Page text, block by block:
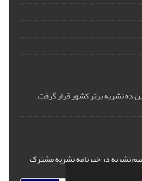
ده نشریه برتر کشور قرار گرفت.
مهم نشریه در خبرنامه نشریه مشترک